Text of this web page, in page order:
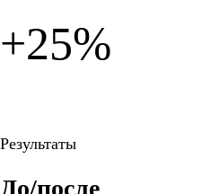
+25%
Результаты
До/после